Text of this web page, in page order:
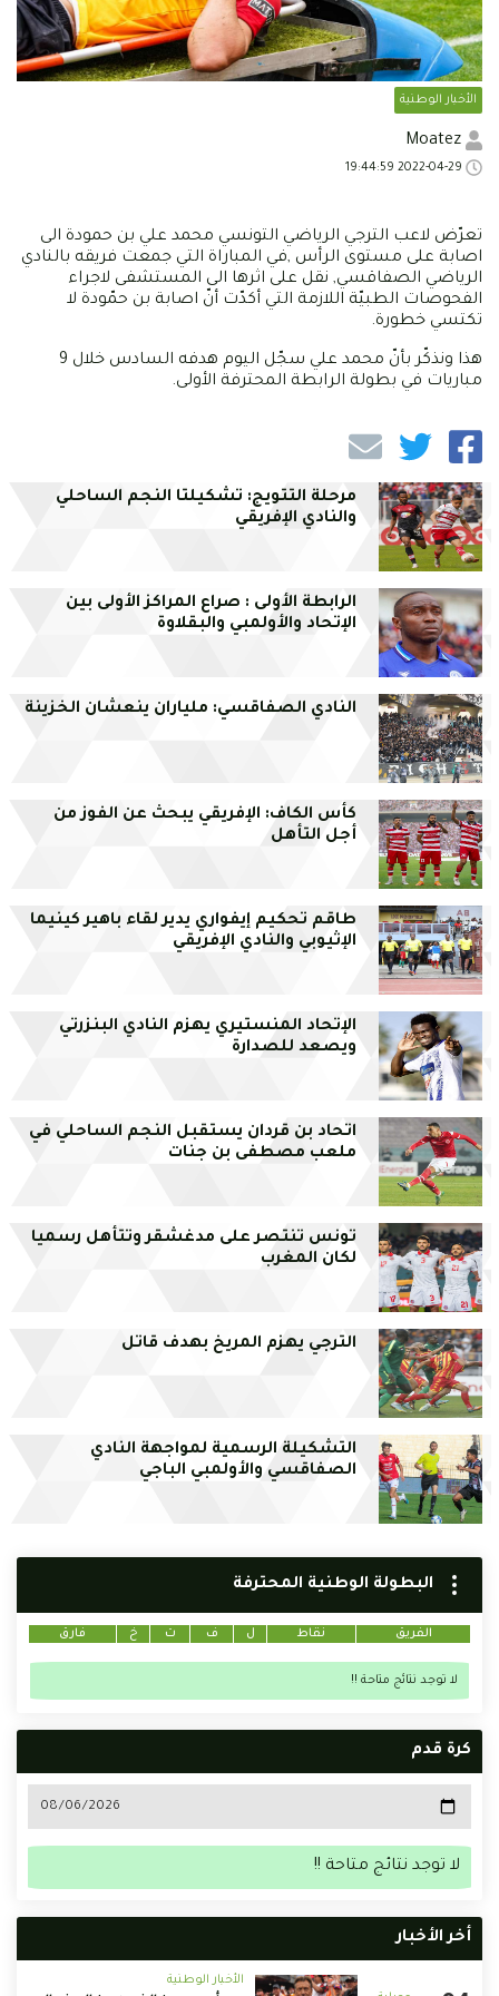
الأخبار الوطنية
تعرّض لاعب الترجي الرياضي التونسي محمد علي بن حمودة الى
اصابة على مستوى الرأس ,في المباراة التي جمعت فريقه بالنادي
الرياضي الصفاقسي, نقل على اثرها الى المستشفى لاجراء
الفحوصات الطبيّة اللازمة التي أكدّت أنّ اصابة بن حمّودة لا
تكتسي خطورة.
هذا ونذكّر بأنّ محمد علي سجّل اليوم هدفه السادس خلال 9
مباريات في بطولة الرابطة المحترفة الأولى.
مرحلة التتويج: تشكيلتا النجم الساحلي
والنادي الإفريقي
الرابطة الأولى : صراع المراكز الأولى بين
الإتحاد والأولمبي والبقلاوة
النادي الصفاقسي: ملياران ينعشان الخزينة
كأس الكاف: الإفريقي يبحث عن الفوز من
أجل التأهل
طاقم تحكيم إيفواري يدير لقاء باهير كينيما
الإثيوبي والنادي الإفريقي
الإتحاد المنستيري يهزم النادي البنزرتي
ويصعد للصدارة
اتحاد بن قردان يستقبل النجم الساحلي في
ملعب مصطفى بن جنات
تونس تنتصر على مدغشقر وتتأهل رسميا
لكان المغرب
الترجي يهزم المريخ بهدف قاتل
التشكيلة الرسمية لمواجهة النادي
الصفاقسي والأولمبي الباجي
البطولة الوطنية المحترفة
الفريق نقاط ل ف ت خ فارق
لا توجد نتائج متاحة !!
كرة قدم
لا توجد نتائج متاحة !!
أخر الأخبار
الأخبار الوطنية